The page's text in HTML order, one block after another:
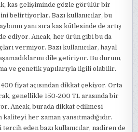
kas gelişiminde gözle görülür bir
belirtiyorlar. Bazı kullanıcılar, bu
yanı sıra kas kütlesinde de artış
ediyor. Ancak, her ürün gibi bu da
vermiyor. Bazı kullanıcılar, hayal
dile getiriyor. Bu durum,
ve genetik yapılarıyla ilgili olabilir.
fiyat açısından dikkat çekiyor. Orta
genellikle 150-200 TL arasında bir
Ancak, burada dikkat edilmesi
her zaman yansıtmadığıdır.
eden bazı kullanıcılar, nadiren de